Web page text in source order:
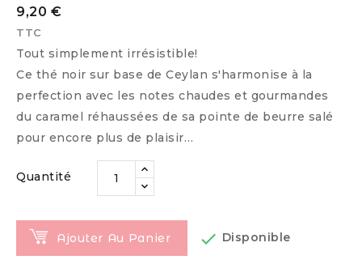
9,20 €
TTC
Tout simplement irrésistible!
Ce thé noir sur base de Ceylan s'harmonise à la
perfection avec les notes chaudes et gourmandes
du caramel réhaussées de sa pointe de beurre salé
pour encore plus de plaisir…
Quantité
Ajouter Au Panier  Disponible